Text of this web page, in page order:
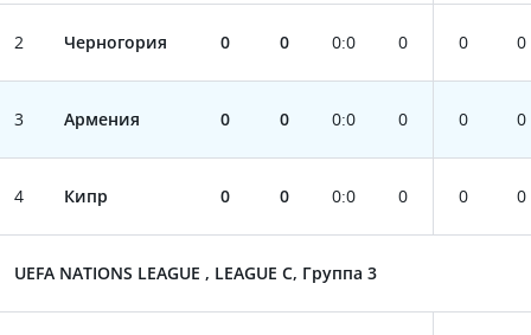
2 Черногория 0 0 0:0 0 0 0
3 Армения 0 0 0:0 0 0 0
4 Кипр 0 0 0:0 0 0 0
UEFA NATIONS LEAGUE , LEAGUE C, Группа 3